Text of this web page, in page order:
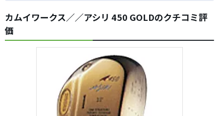
カムイワークス／／アシリ 450 GOLDのクチコミ評
価